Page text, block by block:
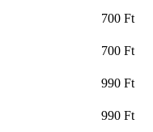
700 Ft
700 Ft
990 Ft
990 Ft